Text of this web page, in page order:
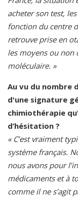
acheter son test,
fonction du centre
retrouve prise en
les moyens ou non
moléculaire. »
Au vu du nombre
d'une signature
chimiothérapie
d’hésitation ?
« C’est vraiment
système français.
nous avons pour
médicaments et à
comme il ne s’agit